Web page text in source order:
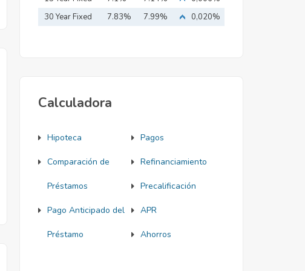
Mortgage
30 Year Fixed
7.83% 7.99% 0,020%
Calculadora
Hipoteca Pagos
Comparación de
Préstamos
Refinanciamiento
Precalificación
Pago Anticipado del
Préstamo
APR
Ahorros